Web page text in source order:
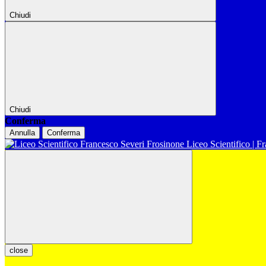
Chiudi
Chiudi
Conferma
Annulla Conferma
Liceo Scientifico |
close